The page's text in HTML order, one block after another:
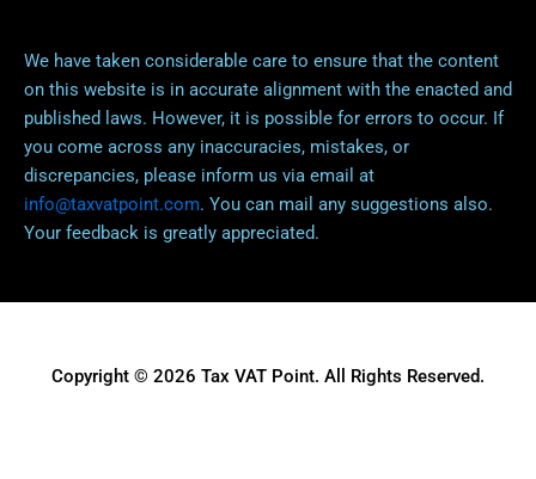
We have taken considerable care to ensure that the content
on this website is in accurate alignment with the enacted and
published laws. However, it is possible for errors to occur. If
you come across any inaccuracies, mistakes, or
discrepancies, please inform us via email at
info@taxvatpoint.com. You can mail any suggestions also.
Your feedback is greatly appreciated.
Copyright © 2026 Tax VAT Point. All Rights Reserved.